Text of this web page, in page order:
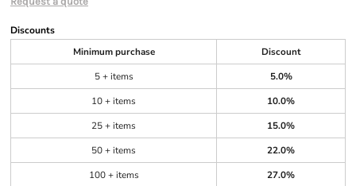
Discounts
Minimum purchase
Discount
5 + items
5.0%
10 + items
10.0%
25 + items
15.0%
50 + items
22.0%
100 + items
27.0%